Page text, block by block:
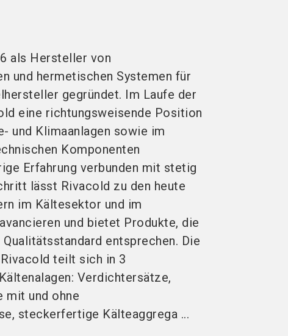
als Hersteller von
und hermetischen Systemen für
gegründet. Im Laufe der
eine richtungsweisende Position
und Klimaanlagen sowie im
Komponenten
Erfahrung verbunden mit stetig
lässt Rivacold zu den heute
im Kältesektor und im
und bietet Produkte, die
entsprechen. Die
teilt sich in 3
Verdichtersätze,
mit und ohne
steckerfertige Kälteaggrega ...